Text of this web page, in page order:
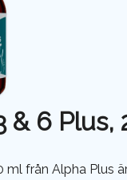
& 6 Plus,
ml från Alpha Plus